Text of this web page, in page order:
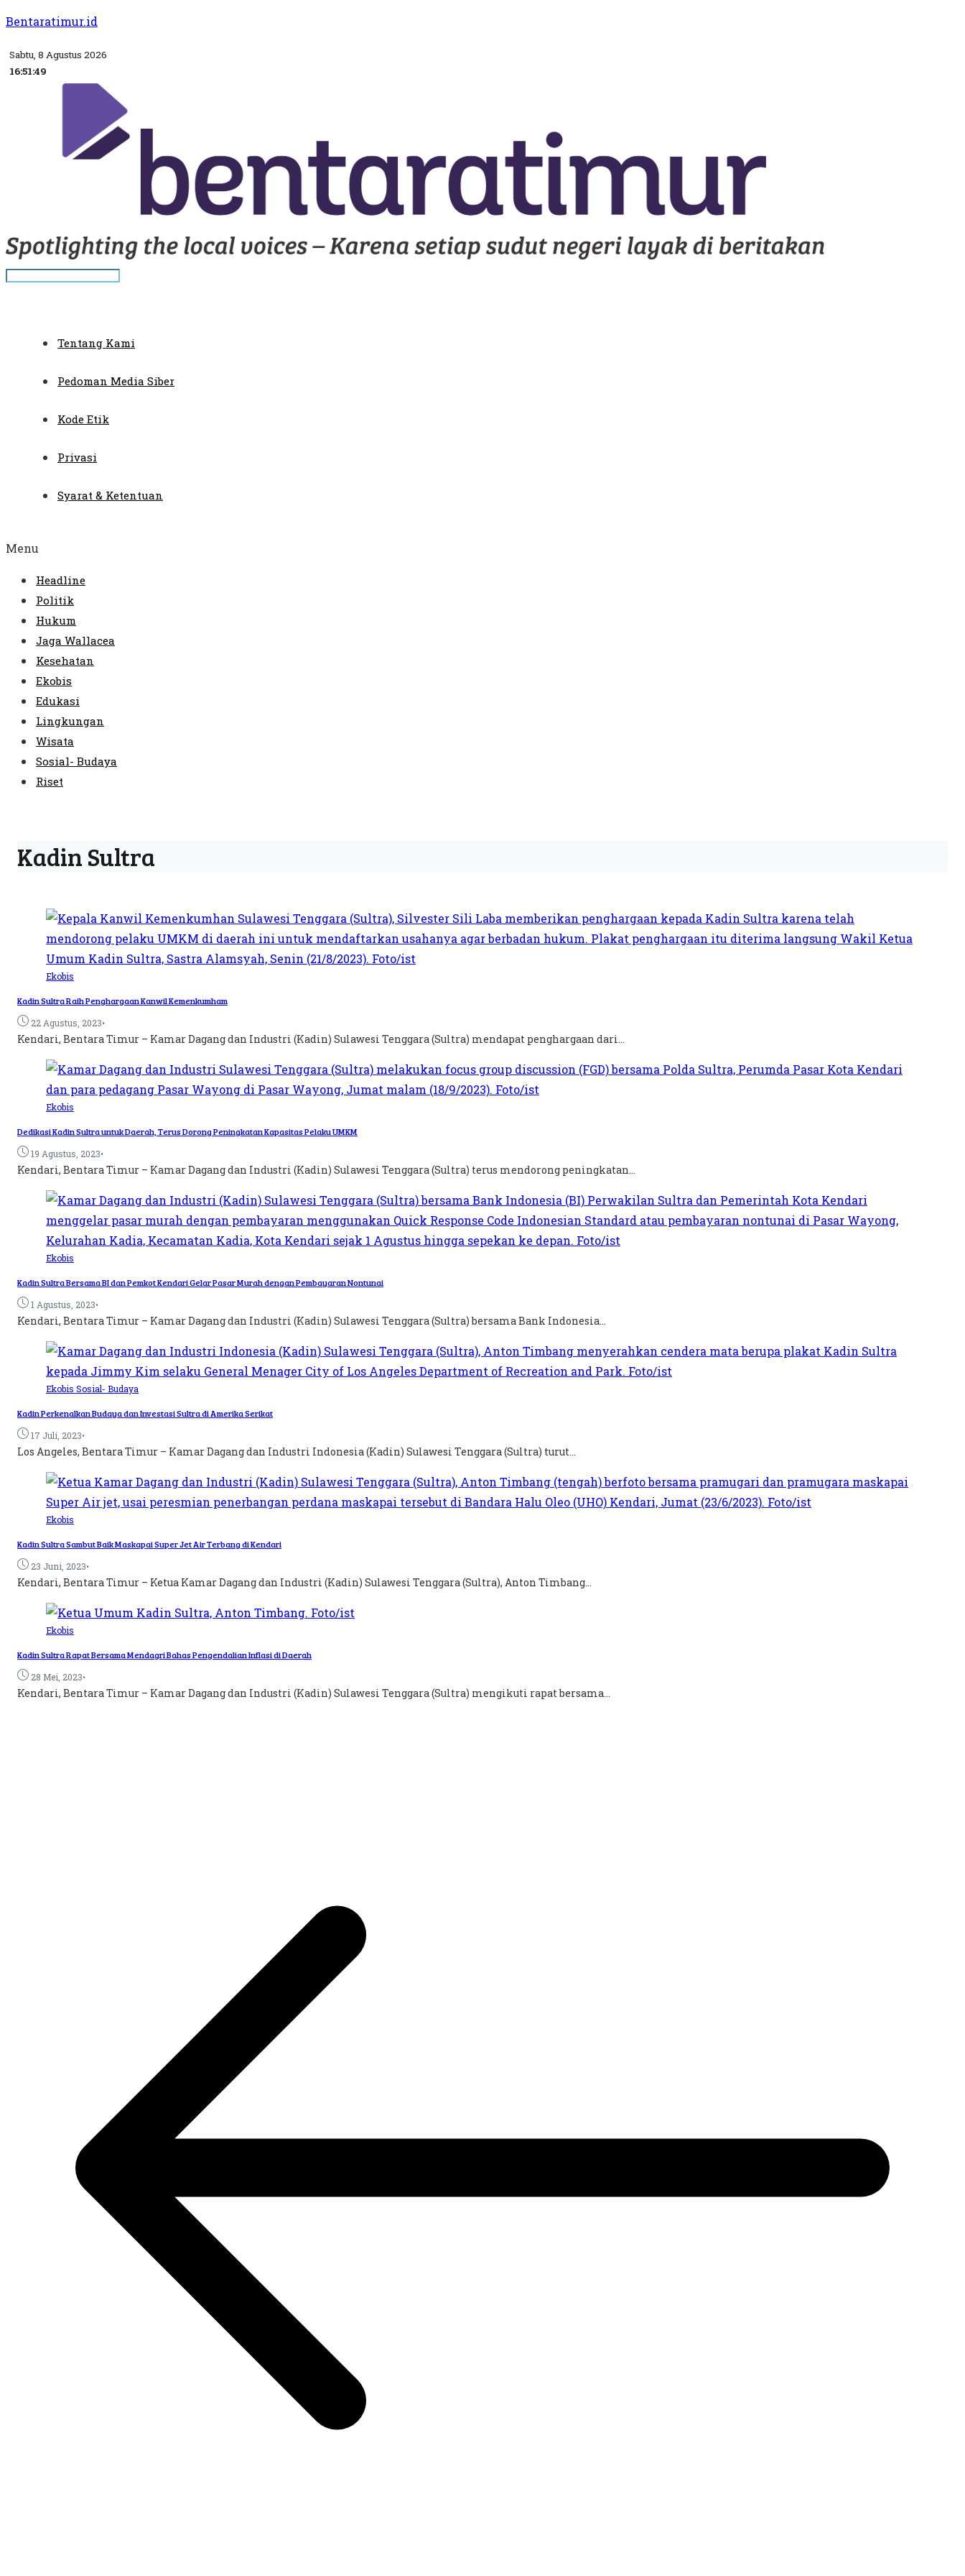
Bentaratimur.id
Sabtu, 8 Agustus 2026
16:51:50
Tentang Kami
Pedoman Media Siber
Kode Etik
Privasi
Syarat & Ketentuan
Menu
Headline
Politik
Hukum
Jaga Wallacea
Kesehatan
Ekobis
Edukasi
Lingkungan
Wisata
Sosial- Budaya
Riset
Kadin Sultra
Ekobis
Kadin Sultra Raih Penghargaan Kanwil Kemenkumham
22 Agustus, 2023•
Kendari, Bentara Timur – Kamar Dagang dan Industri (Kadin) Sulawesi Tenggara (Sultra) mendapat penghargaan dari...
Ekobis
Dedikasi Kadin Sultra untuk Daerah, Terus Dorong Peningkatan Kapasitas Pelaku UMKM
19 Agustus, 2023•
Kendari, Bentara Timur – Kamar Dagang dan Industri (Kadin) Sulawesi Tenggara (Sultra) terus mendorong peningkatan...
Ekobis
Kadin Sultra Bersama BI dan Pemkot Kendari Gelar Pasar Murah dengan Pembayaran Nontunai
1 Agustus, 2023•
Kendari, Bentara Timur – Kamar Dagang dan Industri (Kadin) Sulawesi Tenggara (Sultra) bersama Bank Indonesia...
Ekobis Sosial- Budaya
Kadin Perkenalkan Budaya dan Investasi Sultra di Amerika Serikat
17 Juli, 2023•
Los Angeles, Bentara Timur – Kamar Dagang dan Industri Indonesia (Kadin) Sulawesi Tenggara (Sultra) turut...
Ekobis
Kadin Sultra Sambut Baik Maskapai Super Jet Air Terbang di Kendari
23 Juni, 2023•
Kendari, Bentara Timur – Ketua Kamar Dagang dan Industri (Kadin) Sulawesi Tenggara (Sultra), Anton Timbang...
Ekobis
Kadin Sultra Rapat Bersama Mendagri Bahas Pengendalian Inflasi di Daerah
28 Mei, 2023•
Kendari, Bentara Timur – Kamar Dagang dan Industri (Kadin) Sulawesi Tenggara (Sultra) mengikuti rapat bersama...